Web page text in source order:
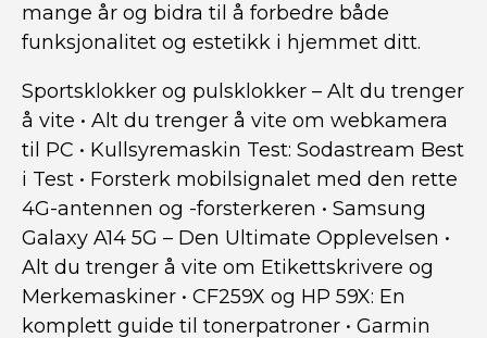
mange år og bidra til å forbedre både
funksjonalitet og estetikk i hjemmet ditt.
Sportsklokker og pulsklokker – Alt du trenger
å vite • Alt du trenger å vite om webkamera
til PC • Kullsyremaskin Test: Sodastream Best
i Test • Forsterk mobilsignalet med den rette
4G-antennen og -forsterkeren • Samsung
Galaxy A14 5G – Den Ultimate Opplevelsen •
Alt du trenger å vite om Etikettskrivere og
Merkemaskiner • CF259X og HP 59X: En
komplett guide til tonerpatroner • Garmin